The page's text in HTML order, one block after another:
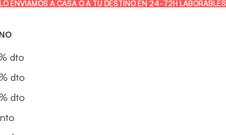
ENVIAMOS A CASA O A TU DESTINO EN 24-72H LABORABLES
ENVIAMOS A CASA O A TU DESTINO EN 24-72H LABORABLES
dto
dto
dto